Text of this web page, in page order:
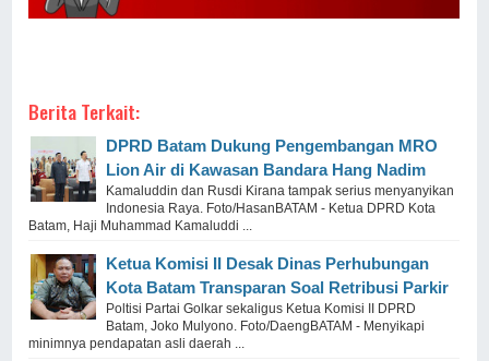
Berita Terkait:
DPRD Batam Dukung Pengembangan MRO
Lion Air di Kawasan Bandara Hang Nadim
Kamaluddin dan Rusdi Kirana tampak serius menyanyikan
Indonesia Raya. Foto/HasanBATAM - Ketua DPRD Kota
Batam, Haji Muhammad Kamaluddi ...
Ketua Komisi II Desak Dinas Perhubungan
Kota Batam Transparan Soal Retribusi Parkir
Poltisi Partai Golkar sekaligus Ketua Komisi II DPRD
Batam, Joko Mulyono. Foto/DaengBATAM - Menyikapi
minimnya pendapatan asli daerah ...